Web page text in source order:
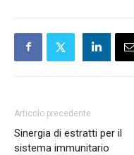
Articolo precedente
Sinergia di estratti per il
sistema immunitario